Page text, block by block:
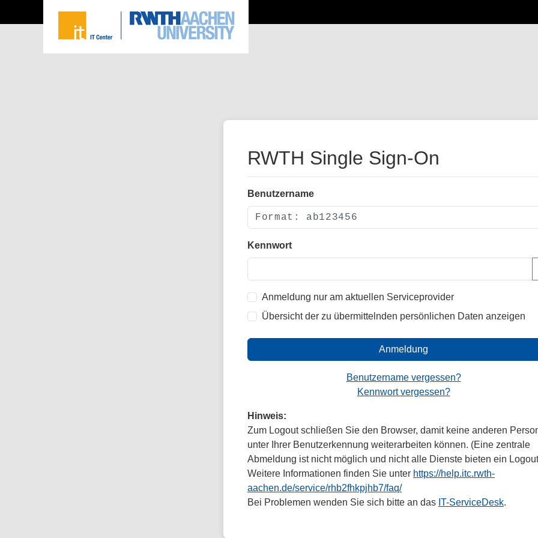
RWTH Single Sign-On
Benutzername
Kennwort
Anmeldung nur am aktuellen Serviceprovider
Übersicht der zu übermittelnden persönlichen Daten anzeigen
Anmeldung
Benutzername vergessen?
Kennwort vergessen?
Hinweis:
Zum Logout schließen Sie den Browser, damit keine anderen
unter Ihrer Benutzerkennung weiterarbeiten können. (Eine zentrale
Abmeldung ist nicht möglich und nicht alle Dienste bieten ein
Weitere Informationen finden Sie unter https://help.itc.rwth-
aachen.de/service/rhb2fhkpjhb7/faq/
Bei Problemen wenden Sie sich bitte an das IT-ServiceDesk.